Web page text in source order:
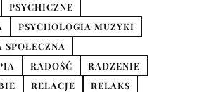
PSYCHICZNE
PSYCHOLOGIA MUZYKI
SPOŁECZNA
RADOŚĆ
RADZENIE
RELACJE
RELAKS